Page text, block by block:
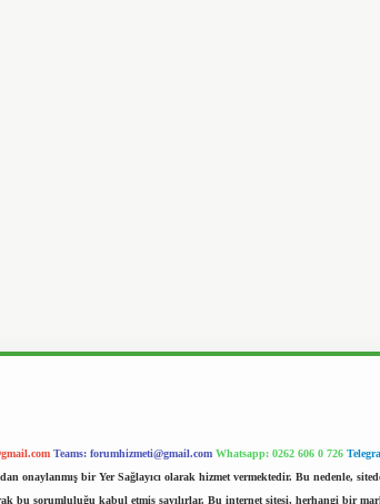
Teams: forumhizmeti@gmail.com Whatsapp: 0262 606 0 726
onaylanmış bir Yer Sağlayıcı olarak hizmet vermektedir. Bu nedenle,
bu sorumluluğu kabul etmiş sayılırlar. Bu internet sitesi, herhangi bir